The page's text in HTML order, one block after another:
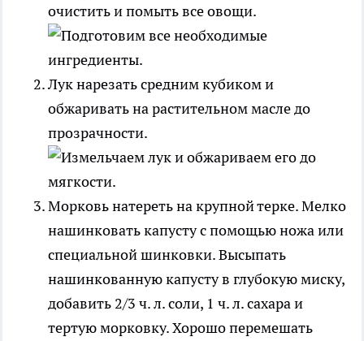
очистить и помыть все овощи.
Лук нарезать средним кубиком и
обжаривать на растительном масле до
прозрачности.
Морковь натереть на крупной терке. Мелко
нашинковать капусту с помощью ножа или
специальной шинковки. Высыпать
нашинкованную капусту в глубокую миску,
добавить 2/3 ч. л. соли, 1 ч. л. сахара и
тертую морковку. Хорошо перемешать